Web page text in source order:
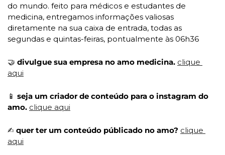
do mundo. feito para médicos e estudantes de
medicina, entregamos informações valiosas
diretamente na sua caixa de entrada, todas as
segundas e quintas-feiras, pontualmente às 06h36
🤝 divulgue sua empresa no amo medicina. clique
aqui
📱 seja um criador de conteúdo para o instagram do
amo. clique aqui
✍ quer ter um conteúdo públicado no amo? clique
aqui